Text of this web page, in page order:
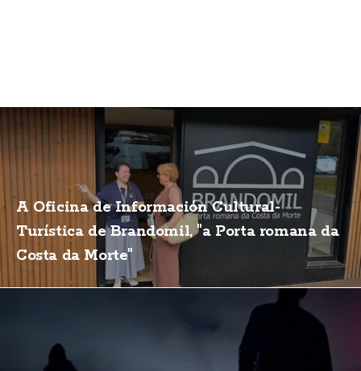
A Oficina de Información Cultural-
Turística de Brandomil, "a Porta romana da
Costa da Morte"